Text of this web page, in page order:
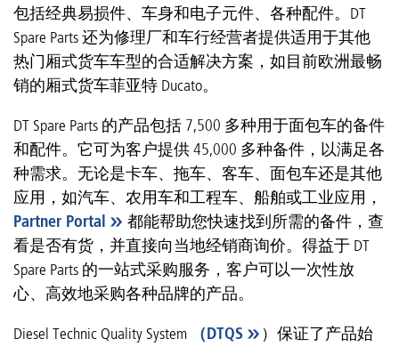
包括经典易损件、车身和电子元件、各种配件。DT
Spare Parts 还为修理厂和车行经营者提供适用于其他
热门厢式货车车型的合适解决方案，如目前欧洲最畅
销的厢式货车菲亚特 Ducato。
DT Spare Parts 的产品包括 7,500 多种用于面包车的备件
和配件。它可为客户提供 45,000 多种备件，以满足各
种需求。无论是卡车、拖车、客车、面包车还是其他
应用，如汽车、农用车和工程车、船舶或工业应用，
Partner Portal
都能帮助您快速找到所需的备件，查
看是否有货，并直接向当地经销商询价。得益于 DT
Spare Parts 的一站式采购服务，客户可以一次性放
心、高效地采购各种品牌的产品。
Diesel Technic Quality System （DTQS
）保证了产品始